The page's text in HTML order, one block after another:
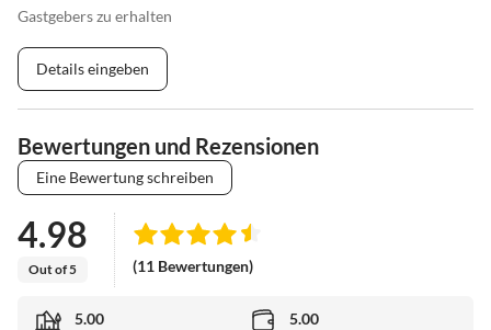
Gastgebers zu erhalten
Details eingeben
Bewertungen und Rezensionen
Eine Bewertung schreiben
4.98
Out of 5 (11 Bewertungen)
5.00 5.00